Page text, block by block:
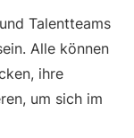
Talentteams
Alle können
ihre
um sich im